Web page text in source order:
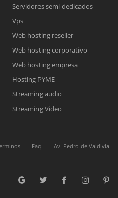
online
correo electrónico con el enlace a
contactaremos a la brevedad.
Online
de línea. Complete el formulario
con sus datos personales.
Servidores semi-dedicados
Vps
Web hosting reseller
Web hosting corporativo
Web hosting empresa
Hosting PYME
Streaming audio
Streaming Video
Faq
Av. Pedro de Valdivia